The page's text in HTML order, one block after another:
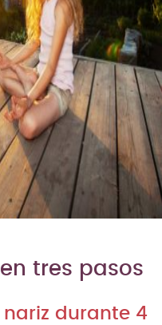
tres pasos
nariz durante 4